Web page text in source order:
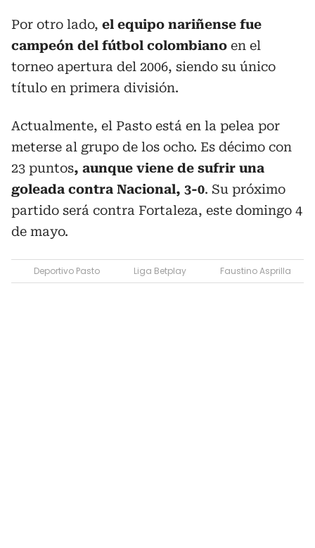
Por otro lado, el equipo nariñense fue
campeón del fútbol colombiano en el
torneo apertura del 2006, siendo su único
título en primera división.
Actualmente, el Pasto está en la pelea por
meterse al grupo de los ocho. Es décimo con
23 puntos, aunque viene de sufrir una
goleada contra Nacional, 3-0. Su próximo
partido será contra Fortaleza, este domingo 4
de mayo.
Deportivo Pasto Liga Betplay Faustino Asprilla